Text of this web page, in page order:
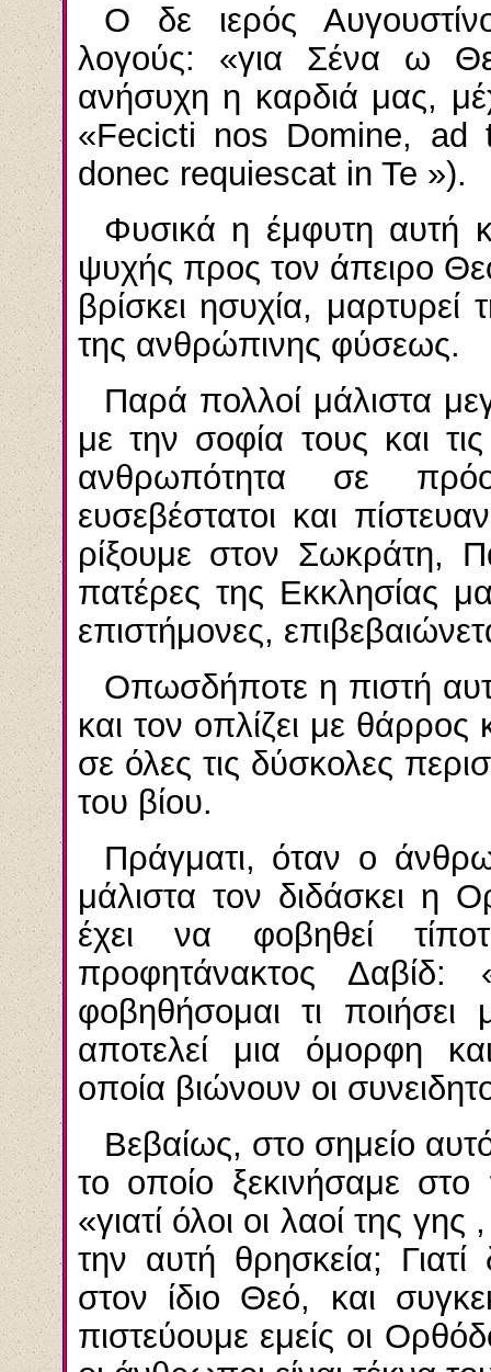
Ο δε ιερός
λογούς: «για Σένα ω
ανήσυχη η καρδιά μας,
«Fecicti nos Domine, ad
donec requiescat in Te »).
Φυσικά η έμφυτη αυτή
ψυχής προς τον άπειρο
βρίσκει ησυχία, μαρτυρεί
της ανθρώπινης φύσεως.
Παρά πολλοί μάλιστα
με την σοφία τους και
ανθρωπότητα σε
ευσεβέστατοι και
ρίξουμε στον Σωκράτη,
πατέρες της Εκκλησίας
επιστήμονες,
Οπωσδήποτε η πιστή
και τον οπλίζει με θάρρος
σε όλες τις δύσκολες
του βίου.
Πράγματι, όταν ο
μάλιστα τον διδάσκει η
έχει να φοβηθεί
προφητάνακτος
φοβηθήσομαι τι
αποτελεί μια όμορφη
οποία βιώνουν οι
Βεβαίως, στο σημείο
το οποίο ξεκινήσαμε
«γιατί όλοι οι λαοί της
την αυτή θρησκεία;
στον ίδιο Θεό, και
πιστεύουμε εμείς οι